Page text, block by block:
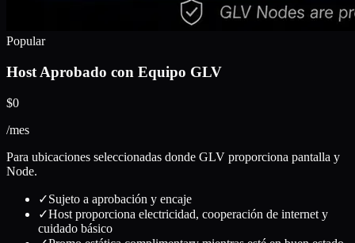
Popular
Host Aprobado con Equipo GLV
$0
/mes
Para ubicaciones seleccionadas donde GLV proporciona pantalla y
Node.
✓Sujeto a aprobación y encaje
✓Host proporciona electricidad, cooperación de internet y
cuidado básico